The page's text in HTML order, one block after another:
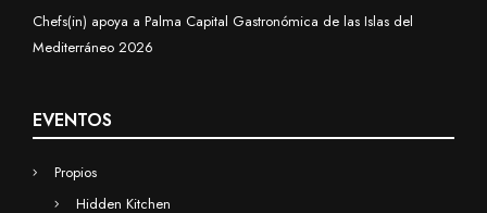
Chefs(in) apoya a Palma Capital Gastronómica de las Islas del
Mediterráneo 2026
EVENTOS
Propios
Hidden Kitchen